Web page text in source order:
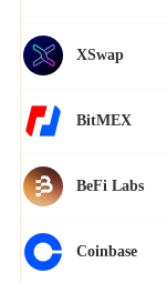
XSwap
BitMEX
BeFi Labs
Coinbase